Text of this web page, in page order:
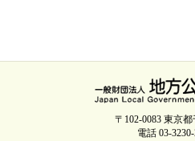
〒102-0083 東京
電話 03-